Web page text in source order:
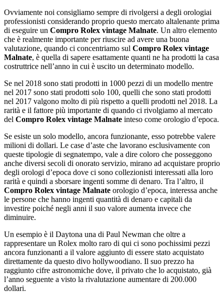
Ovviamente noi consigliamo sempre di rivolgersi a degli orologiai
professionisti considerando proprio questo mercato altalenante prima
di eseguire un Compro Rolex vintage Malnate. Un altro elemento
che è realmente importante per riuscire ad avere una buona
valutazione, quando ci concentriamo sul Compro Rolex vintage
Malnate, è quella di sapere esattamente quanti ne ha prodotti la casa
costruttrice nell’anno in cui è uscito un determinato modello.
Se nel 2018 sono stati prodotti in 1000 pezzi di un modello mentre
nel 2017 sono stati prodotti solo 100, quelli che sono stati prodotti
nel 2017 valgono molto di più rispetto a quelli prodotti nel 2018. La
rarità e il fattore più importante di quando ci rivolgiamo al mercato
del Compro Rolex vintage Malnate inteso come orologio d’epoca.
Se esiste un solo modello, ancora funzionante, esso potrebbe valere
milioni di dollari. Le case d’aste che lavorano esclusivamente con
queste tipologie di segnatempo, vale a dire coloro che posseggono
anche diversi secoli di onorato servizio, mirano ad acquistare proprio
degli orologi d’epoca dove ci sono collezionisti interessati alla loro
rarità e quindi a sborsare ingenti somme di denaro. Tra l’altro, il
Compro Rolex vintage Malnate orologio d’epoca, interessa anche
le persone che hanno ingenti quantità di denaro e capitali da
investire poiché negli anni il suo valore aumenta invece che
diminuire.
Un esempio è il Daytona una di Paul Newman che oltre a
rappresentare un Rolex molto raro di qui ci sono pochissimi pezzi
ancora funzionanti a il valore aggiunto di essere stato acquistato
direttamente da questo divo hollywoodiano. Il suo prezzo ha
raggiunto cifre astronomiche dove, il privato che lo acquistato, già
l’anno seguente a visto la rivalutazione aumentare di 200.000
dollari.